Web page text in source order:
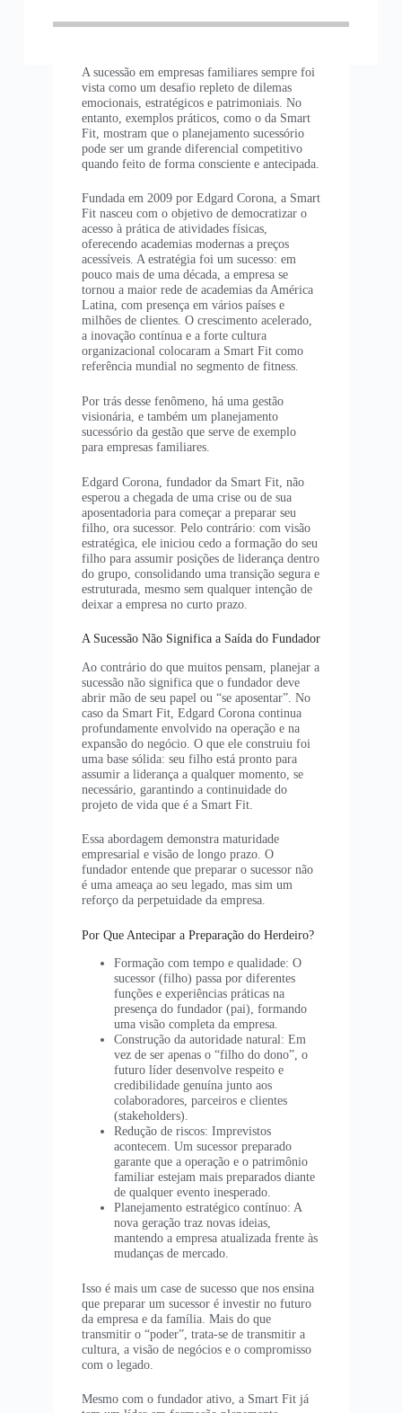
A sucessão em empresas familiares sempre foi
vista como um desafio repleto de dilemas
emocionais, estratégicos e patrimoniais. No
entanto, exemplos práticos, como o da Smart
Fit, mostram que o planejamento sucessório
pode ser um grande diferencial competitivo
quando feito de forma consciente e antecipada.
Fundada em 2009 por Edgard Corona, a Smart
Fit nasceu com o objetivo de democratizar o
acesso à prática de atividades físicas,
oferecendo academias modernas a preços
acessíveis. A estratégia foi um sucesso: em
pouco mais de uma década, a empresa se
tornou a maior rede de academias da América
Latina, com presença em vários países e
milhões de clientes. O crescimento acelerado,
a inovação contínua e a forte cultura
organizacional colocaram a Smart Fit como
referência mundial no segmento de fitness.
Por trás desse fenômeno, há uma gestão
visionária, e também um planejamento
sucessório da gestão que serve de exemplo
para empresas familiares.
Edgard Corona, fundador da Smart Fit, não
esperou a chegada de uma crise ou de sua
aposentadoria para começar a preparar seu
filho, ora sucessor. Pelo contrário: com visão
estratégica, ele iniciou cedo a formação do seu
filho para assumir posições de liderança dentro
do grupo, consolidando uma transição segura e
estruturada, mesmo sem qualquer intenção de
deixar a empresa no curto prazo.
A Sucessão Não Significa a Saída do Fundador
Ao contrário do que muitos pensam, planejar a
sucessão não significa que o fundador deve
abrir mão de seu papel ou “se aposentar”. No
caso da Smart Fit, Edgard Corona continua
profundamente envolvido na operação e na
expansão do negócio. O que ele construiu foi
uma base sólida: seu filho está pronto para
assumir a liderança a qualquer momento, se
necessário, garantindo a continuidade do
projeto de vida que é a Smart Fit.
Essa abordagem demonstra maturidade
empresarial e visão de longo prazo. O
fundador entende que preparar o sucessor não
é uma ameaça ao seu legado, mas sim um
reforço da perpetuidade da empresa.
Por Que Antecipar a Preparação do Herdeiro?
Formação com tempo e qualidade: O
sucessor (filho) passa por diferentes
funções e experiências práticas na
presença do fundador (pai), formando
uma visão completa da empresa.
Construção da autoridade natural: Em
vez de ser apenas o “filho do dono”, o
futuro líder desenvolve respeito e
credibilidade genuína junto aos
colaboradores, parceiros e clientes
(stakeholders).
Redução de riscos: Imprevistos
acontecem. Um sucessor preparado
garante que a operação e o patrimônio
familiar estejam mais preparados diante
de qualquer evento inesperado.
Planejamento estratégico contínuo: A
nova geração traz novas ideias,
mantendo a empresa atualizada frente às
mudanças de mercado.
Isso é mais um case de sucesso que nos ensina
que preparar um sucessor é investir no futuro
da empresa e da família. Mais do que
transmitir o “poder”, trata-se de transmitir a
cultura, a visão de negócios e o compromisso
com o legado.
Mesmo com o fundador ativo, a Smart Fit já